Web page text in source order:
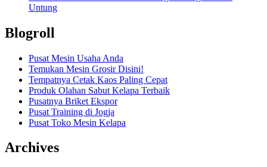
Untung
Blogroll
Pusat Mesin Usaha Anda
Temukan Mesin Grosir Disini!
Tempatnya Cetak Kaos Paling Cepat
Produk Olahan Sabut Kelapa Terbaik
Pusatnya Briket Ekspor
Pusat Training di Jogja
Pusat Toko Mesin Kelapa
Archives